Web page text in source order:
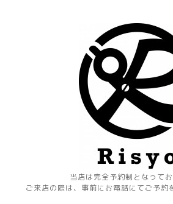
当店は完全予約制となってお
ご来店の際は、事前にお電話にてご予約